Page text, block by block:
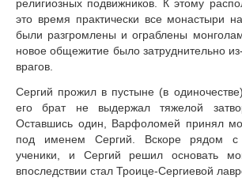
религиозных подвижников. К этому
это время практически все монастыри
были разгромлены и ограблены
новое общежитие было затруднительно
врагов.
Сергий прожил в пустыне (в
его брат не выдержал тяжелой
Оставшись один, Варфоломей принял
под именем Сергий. Вскоре рядом с
ученики, и Сергий решил основать
впоследствии стал Троице-Сергиевой